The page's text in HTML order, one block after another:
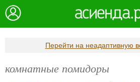
Перейти на неадаптивную
комнатные помидоры